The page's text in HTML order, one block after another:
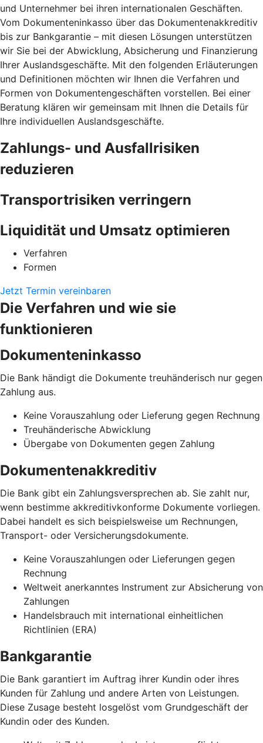
und Unternehmer bei ihren internationalen Geschäften.
Vom Dokumenteninkasso über das Dokumentenakkreditiv
bis zur Bankgarantie – mit diesen Lösungen unterstützen
wir Sie bei der Abwicklung, Absicherung und Finanzierung
Ihrer Auslandsgeschäfte. Mit den folgenden Erläuterungen
und Definitionen möchten wir Ihnen die Verfahren und
Formen von Dokumentengeschäften vorstellen. Bei einer
Beratung klären wir gemeinsam mit Ihnen die Details für
Ihre individuellen Auslandsgeschäfte.
Zahlungs- und Ausfallrisiken
reduzieren
Transportrisiken verringern
Liquidität und Umsatz optimieren
Verfahren
Formen
Jetzt Termin vereinbaren
Die Verfahren und wie sie
funktionieren
Dokumenteninkasso
Die Bank händigt die Dokumente treuhänderisch nur gegen
Zahlung aus.
Keine Vorauszahlung oder Lieferung gegen Rechnung
Treuhänderische Abwicklung
Übergabe von Dokumenten gegen Zahlung
Dokumentenakkreditiv
Die Bank gibt ein Zahlungsversprechen ab. Sie zahlt nur,
wenn bestimme akkreditivkonforme Dokumente vorliegen.
Dabei handelt es sich beispielsweise um Rechnungen,
Transport- oder Versicherungsdokumente.
Keine Vorauszahlungen oder Lieferungen gegen
Rechnung
Weltweit anerkanntes Instrument zur Absicherung von
Zahlungen
Handelsbrauch mit international einheitlichen
Richtlinien (ERA)
Bankgarantie
Die Bank garantiert im Auftrag ihrer Kundin oder ihres
Kunden für Zahlung und andere Arten von Leistungen.
Diese Zusage besteht losgelöst vom Grundgeschäft der
Kundin oder des Kunden.